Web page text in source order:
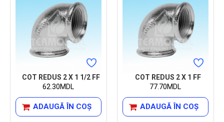
COT REDUS 2 X 1 1/2 FF
62.30MDL
ADAUGĂ ÎN COŞ
COT REDUS 2 X 1 FF
77.70MDL
ADAUGĂ ÎN COŞ